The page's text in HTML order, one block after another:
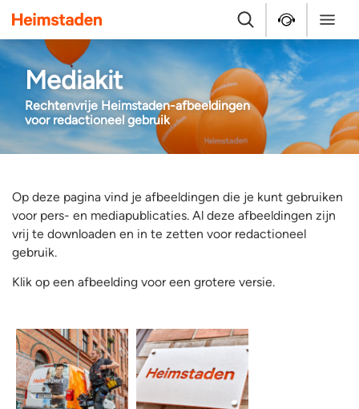
Heimstaden
Zoek Service &Menu
Mediakit
Rechtenvrije Heimstaden-afbeeldingen
voor redactioneel gebruik
Op deze pagina vind je afbeeldingen die je kunt gebruiken
voor pers- en mediapublicaties. Al deze afbeeldingen zijn
vrij te downloaden en in te zetten voor redactioneel
gebruik.
Klik op een afbeelding voor een grotere versie.